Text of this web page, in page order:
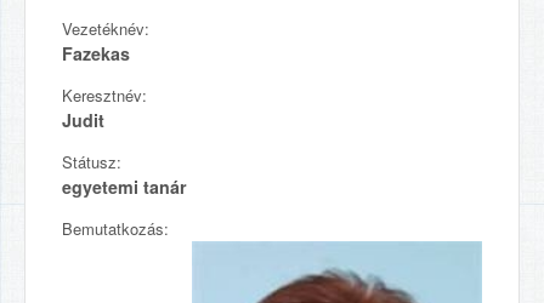
Vezetéknév:
Fazekas
Keresztnév:
Judit
Státusz:
egyetemi tanár
Bemutatkozás: